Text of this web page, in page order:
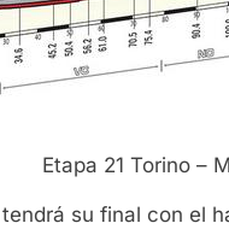
Etapa 21 Torino –
su final con el